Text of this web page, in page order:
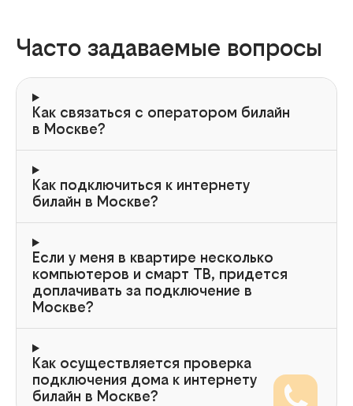
Часто задаваемые вопросы
Как связаться с оператором билайн
в Москве?
Как подключиться к интернету
билайн в Москве?
Если у меня в квартире несколько
компьютеров и смарт ТВ, придется
доплачивать за подключение в
Москве?
Как осуществляется проверка
подключения дома к интернету
билайн в Москве?